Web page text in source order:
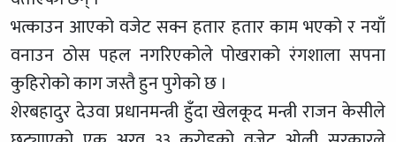
भत्काउन आएको वजेट सक्न हतार हतार काम भएको र नयाँ
वनाउन ठोस पहल नगरिएकोले पोखराको रंगशाला सपना
कुहिरोको काग जस्तै हुन पुगेको छ ।
शेरबहादुर देउवा प्रधानमन्त्री हुँदा खेलकूद मन्त्री राजन केसीले